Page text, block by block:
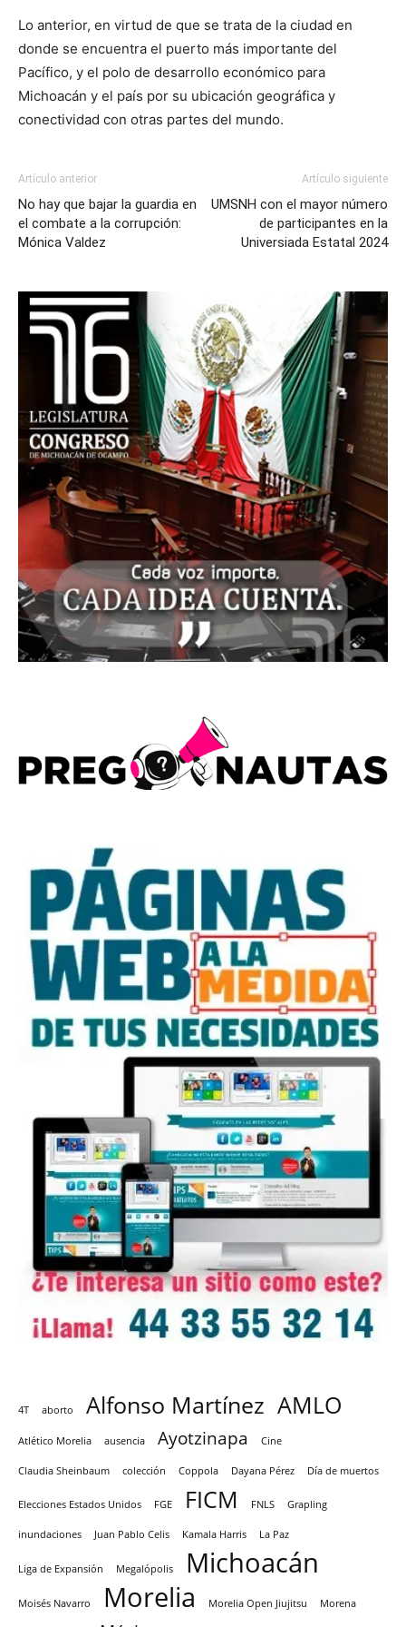
Lo anterior, en virtud de que se trata de la ciudad en
donde se encuentra el puerto más importante del
Pacífico, y el polo de desarrollo económico para
Michoacán y el país por su ubicación geográfica y
conectividad con otras partes del mundo.
Artículo anterior
No hay que bajar la guardia en
el combate a la corrupción:
Mónica Valdez
Artículo siguiente
UMSNH con el mayor número
de participantes en la
Universiada Estatal 2024
4T aborto Alfonso Martínez AMLO
Atlético Morelia ausencia Ayotzinapa Cine
Claudia Sheinbaum colección Coppola Dayana Pérez Día de muertos
Elecciones Estados Unidos FGE FICM FNLS Grapling
inundaciones Juan Pablo Celis Kamala Harris La Paz
Liga de Expansión Megalópolis Michoacán
Moisés Navarro Morelia Morelia Open Jiujitsu Morena